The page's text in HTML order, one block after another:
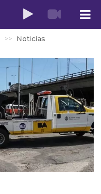
Noticias